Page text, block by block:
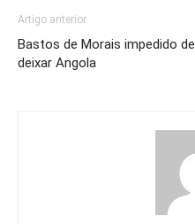
Artigo anterior
Bastos de Morais impedido de
deixar Angola